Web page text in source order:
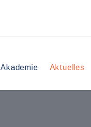
Akademie Aktuelles